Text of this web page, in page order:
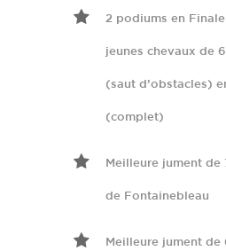
2 podiums en
jeunes chevaux de
(saut d’obstacles)
(complet)
Meilleure jument de
de Fontainebleau
Meilleure jument de